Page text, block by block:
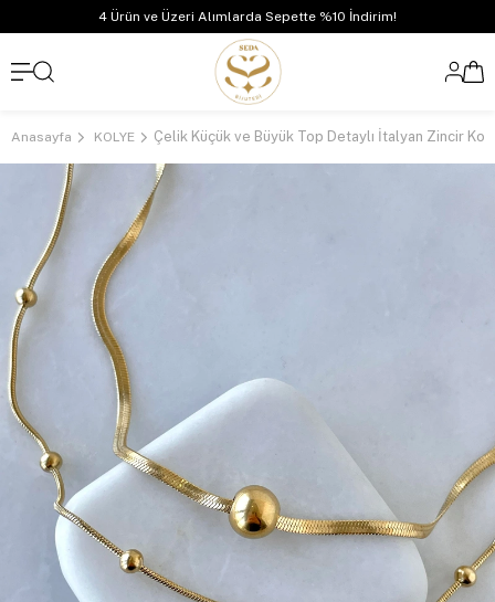
4 Ürün ve Üzeri Alımlarda Sepette %10 İndirim!
Anasayfa KOLYE